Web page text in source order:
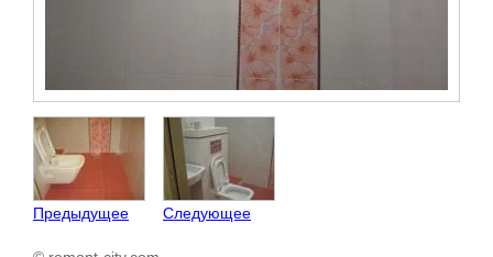
Предыдущее Следующее